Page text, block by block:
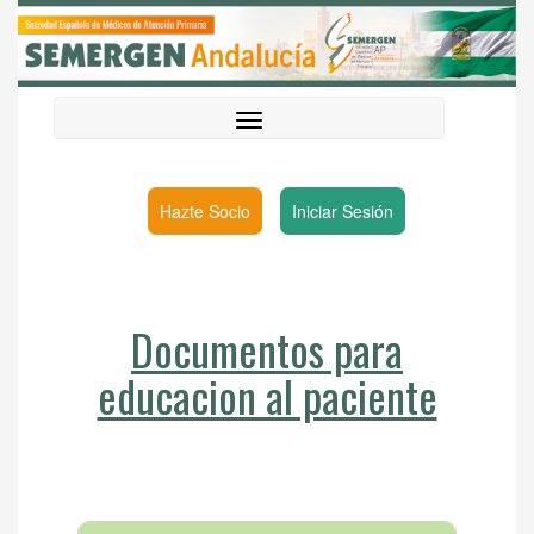
Hazte Socio Iniciar Sesión
Documentos para
educacion al paciente